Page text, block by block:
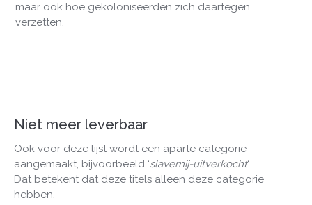
maar ook hoe gekoloniseerden zich daartegen
verzetten.
Niet meer leverbaar
Ook voor deze lijst wordt een aparte categorie
aangemaakt, bijvoorbeeld ‘slavernij-uitverkocht‘.
Dat betekent dat deze titels alleen deze categorie
hebben.